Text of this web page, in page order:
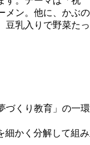
ン。他に、かぶ
乳入りで野菜たっ
くり教育」の一
かく分解して組